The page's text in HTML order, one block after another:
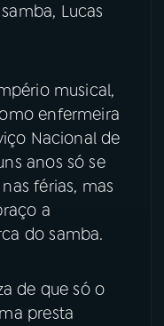
Lucas
musical,
enfermeira
Nacional de
anos só se
férias, mas
a
do samba.
de que só o
presta